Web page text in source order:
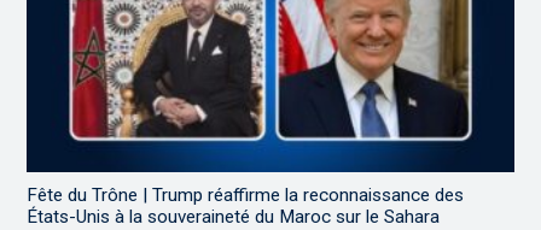
Fête du Trône | Trump réaffirme la reconnaissance des
États-Unis à la souveraineté du Maroc sur le Sahara